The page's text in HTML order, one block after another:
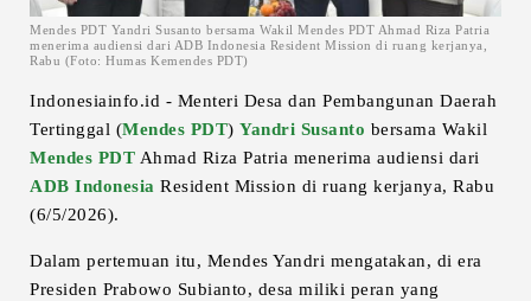
Mendes PDT Yandri Susanto bersama Wakil Mendes PDT Ahmad Riza Patria
menerima audiensi dari ADB Indonesia Resident Mission di ruang kerjanya,
Rabu (Foto: Humas Kemendes PDT)
Indonesiainfo.id - Menteri Desa dan Pembangunan Daerah
Tertinggal (Mendes PDT) Yandri Susanto bersama Wakil
Mendes PDT Ahmad Riza Patria menerima audiensi dari
ADB Indonesia Resident Mission di ruang kerjanya, Rabu
(6/5/2026).
Dalam pertemuan itu, Mendes Yandri mengatakan, di era
Presiden Prabowo Subianto, desa miliki peran yang